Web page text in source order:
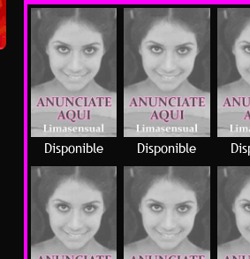
Disponible Disponible